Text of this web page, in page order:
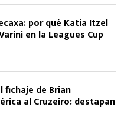
por qué Katia Itzel
en la Leagues Cup
fichaje de Brian
al Cruzeiro: destapan